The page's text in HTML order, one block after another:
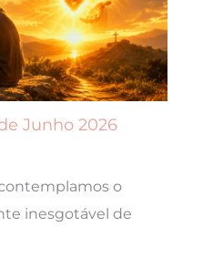
Junho 2026
o
inesgotável de